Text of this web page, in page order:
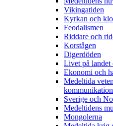
Vikingatiden
Kyrkan och
Feodalismen
Riddare och
Korstågen
Digerdöden
Livet på landet
Ekonomi och
Medeltida
Sverige och
Medeltidens
Mongolerna